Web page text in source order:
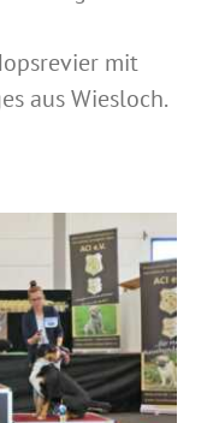
mit
aus Wiesloch.